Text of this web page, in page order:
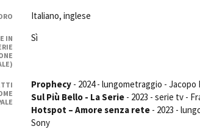
generali
scouting
Casting
Paolo Tenna
Italiano, inglese
IN
Sì
Prophecy- 2024 - lungometraggio -
Sul Più Bello - La Serie- 2023 - serie tv -
Hotspot – Amore senza rete- 2023 -
Sony